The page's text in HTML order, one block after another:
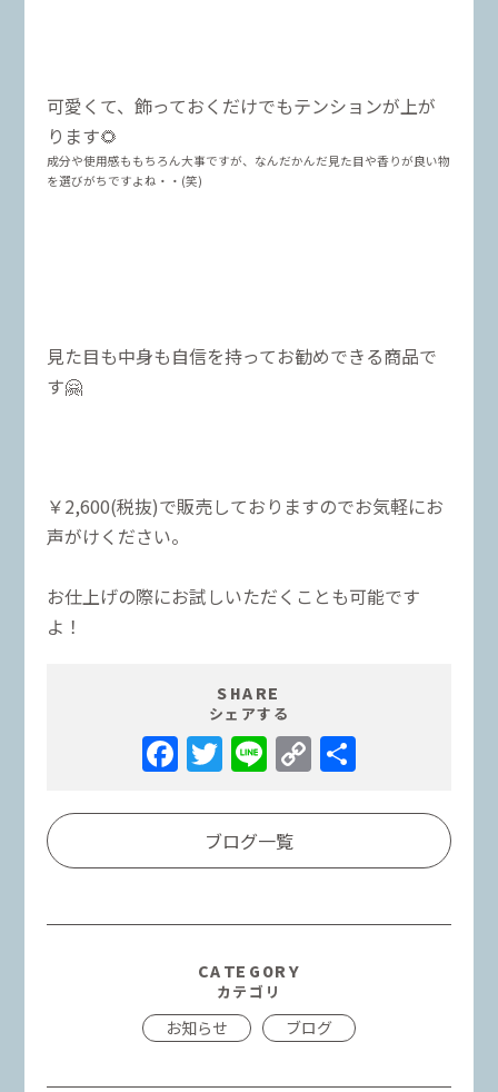
可愛くて、飾っておくだけでもテンションが上が
ります🌻
成分や使用感ももちろん大事ですが、なんだかんだ見た目や香りが良い物
を選びがちですよね・・(笑)
見た目も中身も自信を持ってお勧めできる商品で
す🤗
￥2,600(税抜)で販売しておりますのでお気軽にお
声がけください。
お仕上げの際にお試しいただくことも可能です
よ！
SHARE
シェアする
Facebook
Twitter
LineCopy
Link
ブログ一覧
CATEGORY
カテゴリ
お知らせ ブログ